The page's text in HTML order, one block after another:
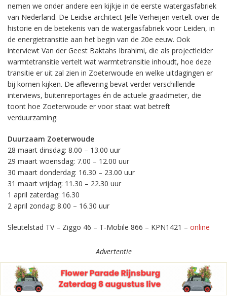
nemen we onder andere een kijkje in de eerste watergasfabriek
van Nederland. De Leidse architect Jelle Verheijen vertelt over de
historie en de betekenis van de watergasfabriek voor Leiden, in
de energietransitie aan het begin van de 20e eeuw. Ook
interviewt Van der Geest Baktahs Ibrahimi, die als projectleider
warmtetransitie vertelt wat warmtetransitie inhoudt, hoe deze
transitie er uit zal zien in Zoeterwoude en welke uitdagingen er
bij komen kijken. De aflevering bevat verder verschillende
interviews, buitenreportages én de actuele graadmeter, die
toont hoe Zoeterwoude er voor staat wat betreft
verduurzaming.
Duurzaam Zoeterwoude
28 maart dinsdag: 8.00 – 13.00 uur
29 maart woensdag: 7.00 – 12.00 uur
30 maart donderdag: 16.30 – 23.00 uur
31 maart vrijdag: 11.30 – 22.30 uur
1 april zaterdag: 16.30
2 april zondag: 8.00 – 16.30 uur
Sleutelstad TV – Ziggo 46 – T-Mobile 866 – KPN1421 – online
Advertentie